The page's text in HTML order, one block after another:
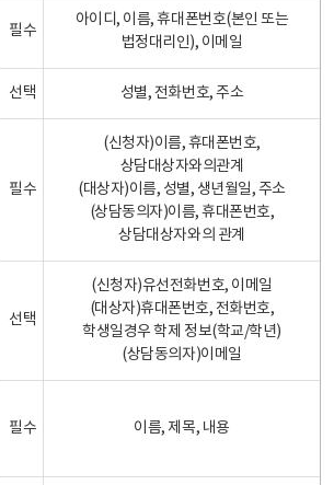
필수
아이디, 이름, 휴대폰번호(본인 또는
법정대리인), 이메일
선택 성별, 전화번호, 주소
필수
(신청자)이름, 휴대폰번호,
상담대상자와의관계
(대상자)이름, 성별, 생년월일, 주소
(상담동의자)이름, 휴대폰번호,
상담대상자와의 관계
선택
(신청자)유선전화번호, 이메일
(대상자)휴대폰번호, 전화번호,
학생일경우 학제 정보(학교/학년)
(상담동의자)이메일
필수 이름, 제목, 내용